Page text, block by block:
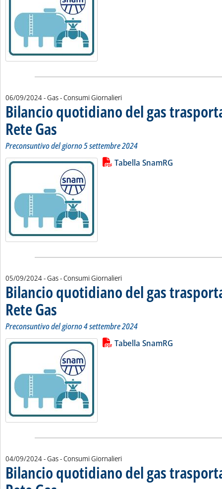
06/09/2024- Gas - Consumi Giornalieri
Bilancio quotidiano del gas
Rete Gas . Sottotitolo: Preconsuntivo del giorno 5 settembre 2024
. Pubblicata venerdì 06 settembre 2024 alle 11.18.
Preconsuntivo del giorno 5 settembre 2024
Leggi tutta la notizia: 'Bilancio
Lista allegati PDF alla notiziaTabella SnamRG
05/09/2024- Gas - Consumi Giornalieri
Bilancio quotidiano del gas
Rete Gas . Sottotitolo: Preconsuntivo del giorno 4 settembre 2024
. Pubblicata giovedì 05 settembre 2024 alle 11.24.
Preconsuntivo del giorno 4 settembre 2024
Leggi tutta la notizia: 'Bilancio
Lista allegati PDF alla notiziaTabella SnamRG
04/09/2024- Gas - Consumi Giornalieri
Bilancio quotidiano del gas
. Sottotitolo: Preconsuntivo del giorno 3 settembre 2024
. Pubblicata mercoledì 04 settembre 2024 alle 11.5.